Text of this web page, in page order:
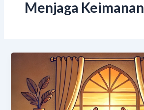
Menjaga Keimanan